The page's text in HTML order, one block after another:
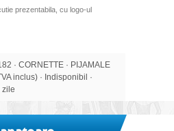
prezentabila, cu logo-ul
· CORNETTE · PIJAMALE
inclus) · Indisponibil ·
zile